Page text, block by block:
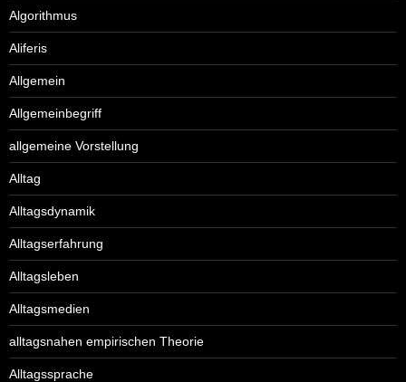
Algorithmus
Aliferis
Allgemein
Allgemeinbegriff
allgemeine Vorstellung
Alltag
Alltagsdynamik
Alltagserfahrung
Alltagsleben
Alltagsmedien
alltagsnahen empirischen Theorie
Alltagssprache